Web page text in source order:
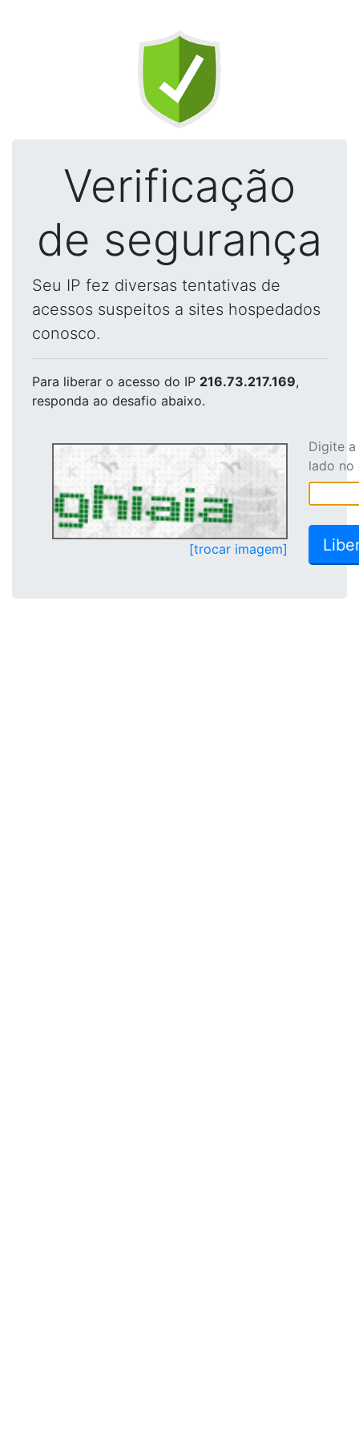
Verificação
de segurança
Seu IP fez diversas tentativas de
acessos suspeitos a sites hospedados
conosco.
Para liberar o acesso do IP 216.73.217.169,
responda ao desafio abaixo.
[trocar imagem]
Digite
lado no